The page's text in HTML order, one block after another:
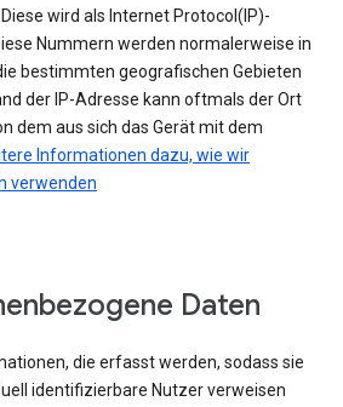
wird als Internet Protocol(IP)-
Nummern werden normalerweise in
bestimmten geografischen Gebieten
der IP-Adresse kann oftmals der Ort
dem aus sich das Gerät mit dem
Informationen dazu, wie wir
verwenden
Daten
die erfasst werden, sodass sie
identifizierbare Nutzer verweisen